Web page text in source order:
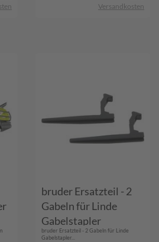
Versandkosten
bruder Ersatzteil - 2
Gabeln für Linde
Gabelstapler
bruder Ersatzteil - 2 Gabeln für Linde
Gabelstapler...